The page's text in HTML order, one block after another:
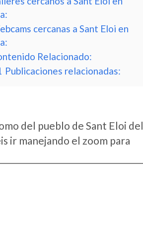
cercanas a Sant Eloi en
Relacionado:
Publicaciones relacionadas:
del pueblo de Sant Eloi del
ir manejando el zoom para